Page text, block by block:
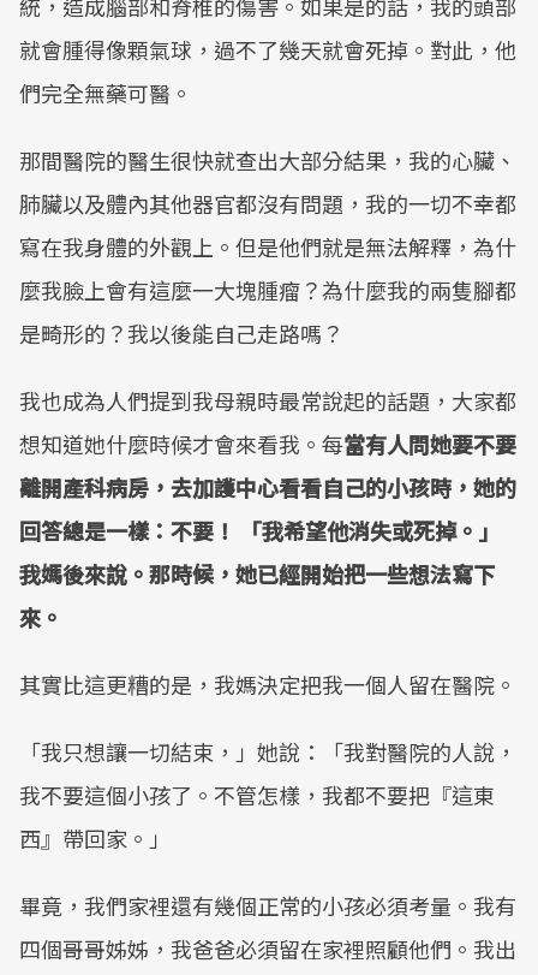
就會腫得像顆氣球，過不了幾天就會死掉。對此，他
們完全無藥可醫。
那間醫院的醫生很快就查出大部分結果，我的心臟、
肺臟以及體內其他器官都沒有問題，我的一切不幸都
寫在我身體的外觀上。但是他們就是無法解釋，為什
麼我臉上會有這麼一大塊腫瘤？為什麼我的兩隻腳都
是畸形的？我以後能自己走路嗎？
我也成為人們提到我母親時最常說起的話題，大家都
想知道她什麼時候才會來看我。每當有人問她要不要
離開產科病房，去加護中心看看自己的小孩時，她的
回答總是一樣：不要！ 「我希望他消失或死掉。」
我媽後來說。那時候，她已經開始把一些想法寫下
來。
其實比這更糟的是，我媽決定把我一個人留在醫院。
「我只想讓一切結束，」她說：「我對醫院的人說，
我不要這個小孩了。不管怎樣，我都不要把『這東
西』帶回家。」
畢竟，我們家裡還有幾個正常的小孩必須考量。我有
四個哥哥姊姊，我爸爸必須留在家裡照顧他們。我出